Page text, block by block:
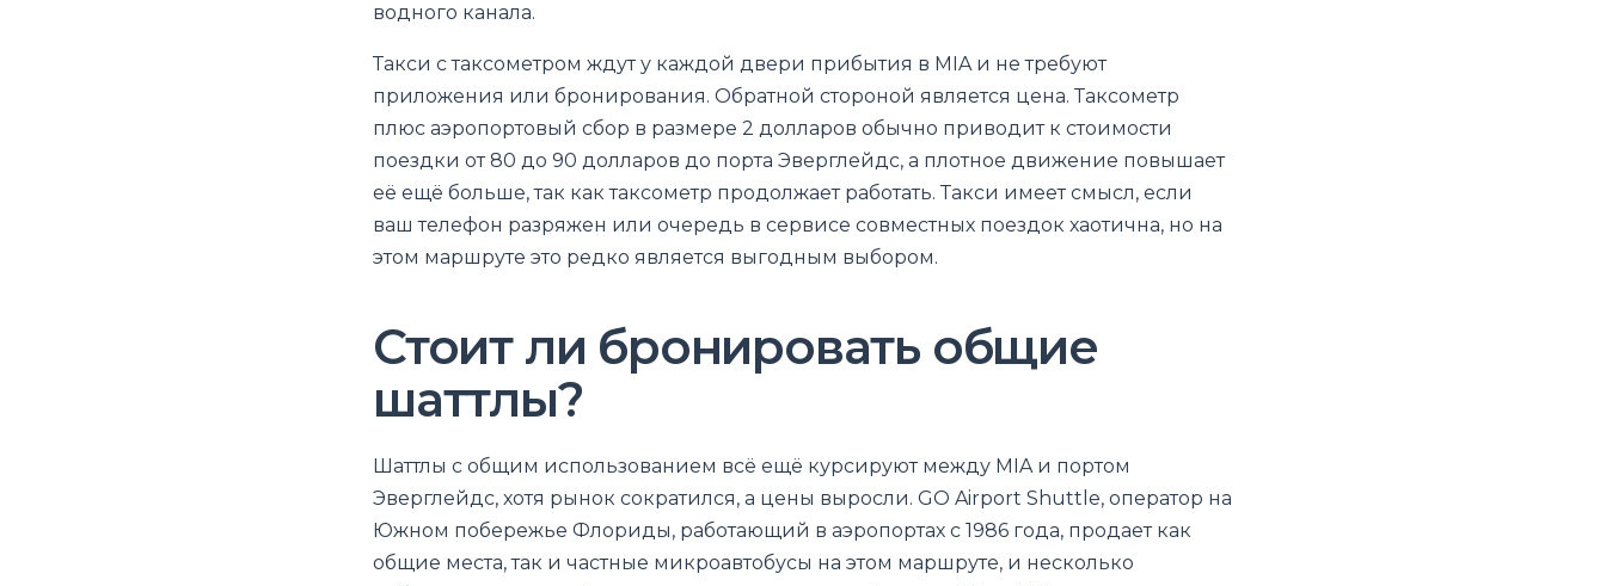
водного канала.
Такси с таксометром ждут у каждой двери прибытия в MIA и не требуют
приложения или бронирования. Обратной стороной является цена. Таксометр
плюс аэропортовый сбор в размере 2 долларов обычно приводит к стоимости
поездки от 80 до 90 долларов до порта Эверглейдс, а плотное движение повышает
её ещё больше, так как таксометр продолжает работать. Такси имеет смысл, если
ваш телефон разряжен или очередь в сервисе совместных поездок хаотична, но на
этом маршруте это редко является выгодным выбором.
Стоит ли бронировать общие
шаттлы?
Шаттлы с общим использованием всё ещё курсируют между MIA и портом
Эверглейдс, хотя рынок сократился, а цены выросли. GO Airport Shuttle, оператор на
Южном побережье Флориды, работающий в аэропортах с 1986 года, продает как
общие места, так и частные микроавтобусы на этом маршруте, и несколько